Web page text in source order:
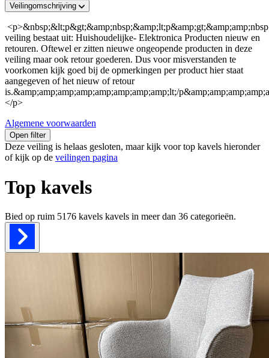
Veilingomschrijving
veiling bestaat uit: Huishoudelijke- Elektronica Producten nieuw en
retouren. Oftewel er zitten nieuwe ongeopende producten in deze
veiling maar ook retour goederen. Dus voor misverstanden te
voorkomen kijk goed bij de opmerkingen per product hier staat
aangegeven of het nieuw of retour
is.&amp;amp;amp;amp;amp;amp;amp;amp;lt;/
</p>
Algemene voorwaarden
Open filter
Deze veiling is helaas gesloten, maar kijk voor top kavels hieronder
of kijk op de veilingen pagina
Top kavels
Bied op ruim 5176 kavels kavels in meer dan 36 categorieën.